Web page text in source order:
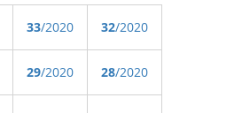
33/2020 32/2020
29/2020 28/2020